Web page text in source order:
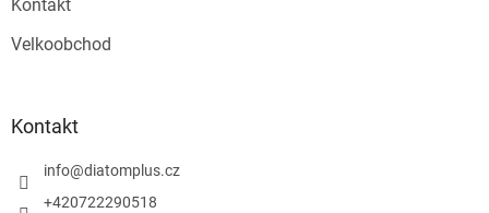
Kontakt
Velkoobchod
Kontakt
info@diatomplus.cz
+420722290518